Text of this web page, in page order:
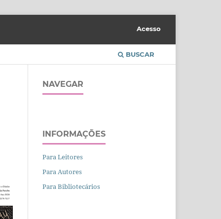
BUSCAR
Acesso
NAVEGAR
INFORMAÇÕES
Para Leitores
Para Autores
Para Bibliotecários